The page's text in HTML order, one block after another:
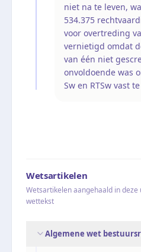
niet na te leven,
534.375
voor overtreding
vernietigd omdat
van één niet
onvoldoende was
Sw en RTSw vast
Wetsartikelen
Wetsartikelen aangehaald in
wettekst
Algemene wet